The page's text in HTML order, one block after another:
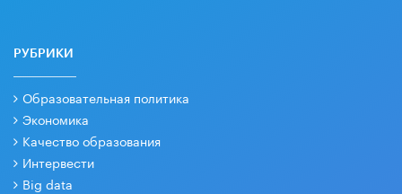
РУБРИКИ
Образовательная политика
Экономика
Качество образования
Интервести
Big data